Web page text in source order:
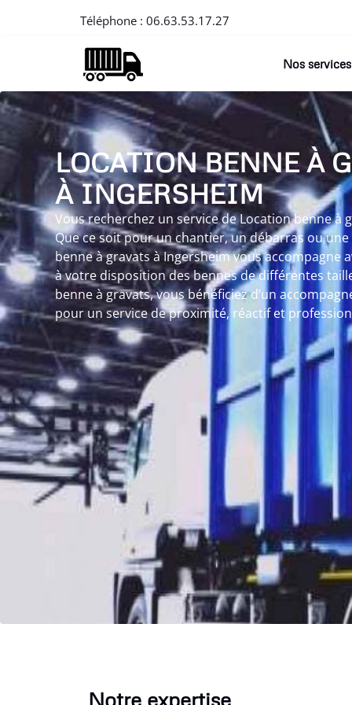
Téléphone : 06.63.53.17.27
Nos services
LOCATION BENNE À
À INGERSHEIM
Vous recherchez un service de Location benne à
Que ce soit pour un chantier, un débarras ou
benne à gravats à Ingersheim vous accompagne
à votre disposition des bennes de différentes
benne à gravats, vous bénéficiez d’un
pour un service de proximité, réactif et
Notre expertise